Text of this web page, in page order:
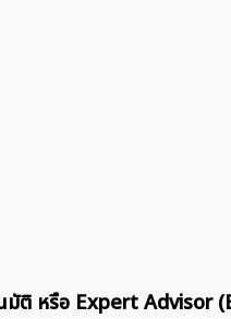
นมัติ หรือ Expert Advisor